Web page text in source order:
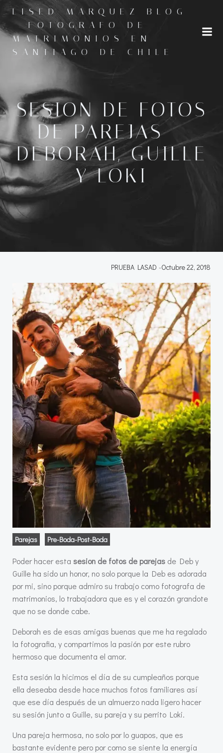
al
contenido
LISED MARQUEZ BLOG
- FOTOGRAFO DE
MATRIMONIOS EN
SANTIAGO DE CHILE
SESION DE FOTOS
DE PAREJAS –
DEBORAH, GUILLE
Y LOKI
PRUEBA LASAD -Octubre 22, 2018
Parejas Pre-Boda-Post-Boda
Poder hacer esta sesion de fotos de parejas de Deb y
Guille ha sido un honor, no solo porque la Deb es adorada
por mi, sino porque admiro su trabajo como fotografa de
matrimonios, lo trabajadora que es y el corazón grandote
que no se donde cabe.
Deborah es de esas amigas buenas que me ha regalado
la fotografia, y compartimos la pasión por este rubro
hermoso que documenta el amor.
Esta sesión la hicimos el día de su cumpleaños porque
ella deseaba desde hace muchos fotos familiares así
que ese día después de un almuerzo nada ligero hacer
su sesión junto a Guille, su pareja y su perrito Loki.
Una pareja hermosa, no solo por lo guapos, que es
bastante evidente pero por como se siente la energía